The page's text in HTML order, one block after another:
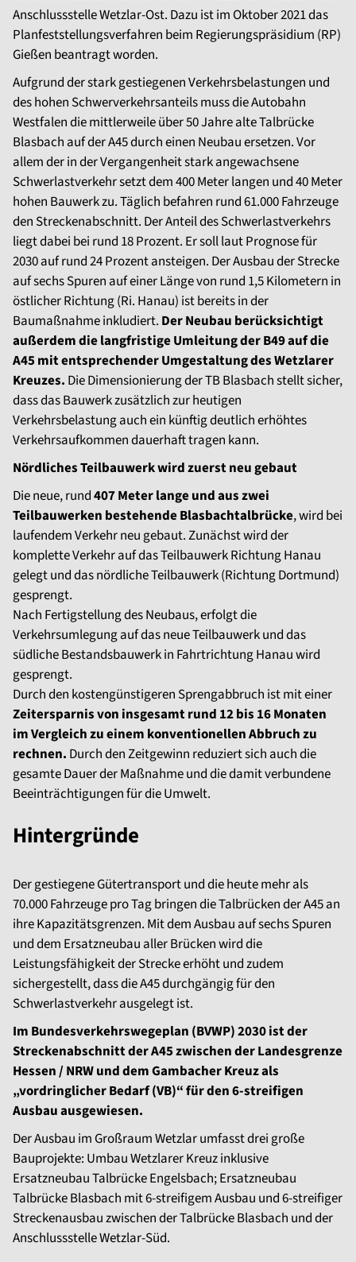
Anschlussstelle Wetzlar-Ost. Dazu ist im Oktober 2021 das
Planfeststellungsverfahren beim Regierungspräsidium (RP)
Gießen beantragt worden.
Aufgrund der stark gestiegenen Verkehrsbelastungen und
des hohen Schwerverkehrsanteils muss die Autobahn
Westfalen die mittlerweile über 50 Jahre alte Talbrücke
Blasbach auf der A45 durch einen Neubau ersetzen. Vor
allem der in der Vergangenheit stark angewachsene
Schwerlastverkehr setzt dem 400 Meter langen und 40 Meter
hohen Bauwerk zu. Täglich befahren rund 61.000 Fahrzeuge
den Streckenabschnitt. Der Anteil des Schwerlastverkehrs
liegt dabei bei rund 18 Prozent. Er soll laut Prognose für
2030 auf rund 24 Prozent ansteigen. Der Ausbau der Strecke
auf sechs Spuren auf einer Länge von rund 1,5 Kilometern in
östlicher Richtung (Ri. Hanau) ist bereits in der
Baumaßnahme inkludiert. Der Neubau berücksichtigt
außerdem die langfristige Umleitung der B49 auf die
A45 mit entsprechender Umgestaltung des Wetzlarer
Kreuzes. Die Dimensionierung der TB Blasbach stellt sicher,
dass das Bauwerk zusätzlich zur heutigen
Verkehrsbelastung auch ein künftig deutlich erhöhtes
Verkehrsaufkommen dauerhaft tragen kann.
Nördliches Teilbauwerk wird zuerst neu gebaut
Die neue, rund407 Meter lange und aus zwei
Teilbauwerken bestehende Blasbachtalbrücke, wird bei
laufendem Verkehr neu gebaut. Zunächst wird der
komplette Verkehr auf das Teilbauwerk Richtung Hanau
gelegt und das nördliche Teilbauwerk (Richtung Dortmund)
gesprengt.
Nach Fertigstellung des Neubaus, erfolgt die
Verkehrsumlegung auf das neue Teilbauwerk und das
südliche Bestandsbauwerk in Fahrtrichtung Hanau wird
gesprengt.
Durch den kostengünstigeren Sprengabbruch ist mit einer
Zeitersparnis von insgesamt rund 12 bis 16 Monaten
im Vergleich zu einem konventionellen Abbruch zu
rechnen. Durch den Zeitgewinn reduziert sich auch die
gesamte Dauer der Maßnahme und die damit verbundene
Beeinträchtigungen für die Umwelt.
Hintergründe
Der gestiegene Gütertransport und die heute mehr als
70.000 Fahrzeuge pro Tag bringen die Talbrücken der A45 an
ihre Kapazitätsgrenzen. Mit dem Ausbau auf sechs Spuren
und dem Ersatzneubau aller Brücken wird die
Leistungsfähigkeit der Strecke erhöht und zudem
sichergestellt, dass die A45 durchgängig für den
Schwerlastverkehr ausgelegt ist.
Im Bundesverkehrswegeplan (BVWP) 2030 ist der
Streckenabschnitt der A45 zwischen der Landesgrenze
Hessen / NRW und dem Gambacher Kreuz als
„vordringlicher Bedarf (VB)“ für den 6-streifigen
Ausbau ausgewiesen.
Der Ausbau im Großraum Wetzlar umfasst drei große
Bauprojekte: Umbau Wetzlarer Kreuz inklusive
Ersatzneubau Talbrücke Engelsbach; Ersatzneubau
Talbrücke Blasbach mit 6-streifigem Ausbau und 6-streifiger
Streckenausbau zwischen der Talbrücke Blasbach und der
Anschlussstelle Wetzlar-Süd.